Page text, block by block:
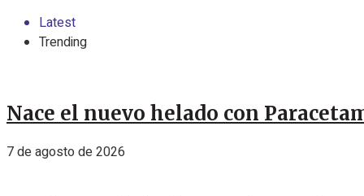
Latest
Trending
Nace el nuevo helado con
7 de agosto de 2026